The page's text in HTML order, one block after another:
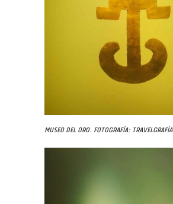
Museo del Oro. Fotografía: Travelgrafía